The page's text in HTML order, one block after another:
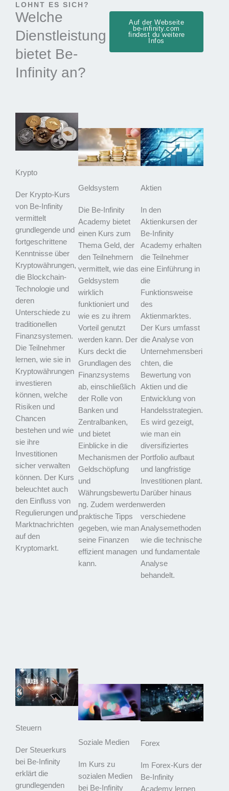
LOHNT ES SICH?
Welche
Dienstleistung
bietet Be-
Infinity an?
Auf der Webseite
be-infinity.com
findest du weitere
Infos
Krypto
Der Krypto-Kurs
von Be-Infinity
vermittelt
grundlegende und
fortgeschrittene
Kenntnisse über
Kryptowährungen,
die Blockchain-
Technologie und
deren
Unterschiede zu
traditionellen
Finanzsystemen.
Die Teilnehmer
lernen, wie sie in
Kryptowährungen
investieren
können, welche
Risiken und
Chancen
bestehen und wie
sie ihre
Investitionen
sicher verwalten
können. Der Kurs
beleuchtet auch
den Einfluss von
Regulierungen und
Marktnachrichten
auf den
Kryptomarkt.
Geldsystem
Die Be-Infinity
Academy bietet
einen Kurs zum
Thema Geld, der
den Teilnehmern
vermittelt, wie das
Geldsystem
wirklich
funktioniert und
wie es zu ihrem
Vorteil genutzt
werden kann. Der
Kurs deckt die
Grundlagen des
Finanzsystems
ab, einschließlich
der Rolle von
Banken und
Zentralbanken,
und bietet
Einblicke in die
Mechanismen der
Geldschöpfung
und
Währungsbewertu
ng. Zudem werden
praktische Tipps
gegeben, wie man
seine Finanzen
effizient managen
kann.
Aktien
In den
Aktienkursen der
Be-Infinity
Academy erhalten
die Teilnehmer
eine Einführung in
die
Funktionsweise
des
Aktienmarktes.
Der Kurs umfasst
die Analyse von
Unternehmensberi
chten, die
Bewertung von
Aktien und die
Entwicklung von
Handelsstrategien.
Es wird gezeigt,
wie man ein
diversifiziertes
Portfolio aufbaut
und langfristige
Investitionen plant.
Darüber hinaus
werden
verschiedene
Analysemethoden
wie die technische
und fundamentale
Analyse
behandelt.
Steuern
Der Steuerkurs
bei Be-Infinity
erklärt die
grundlegenden
Soziale Medien
Im Kurs zu
sozialen Medien
bei Be-Infinity
Forex
Im Forex-Kurs der
Be-Infinity
Academy lernen